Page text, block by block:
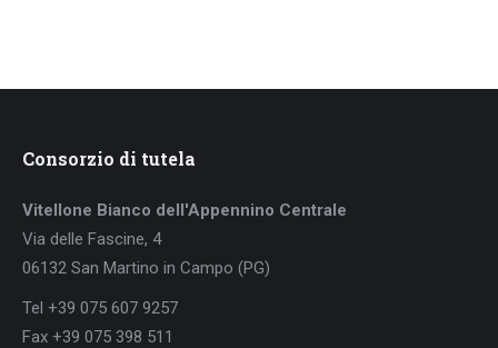
Consorzio di tutela
Vitellone Bianco dell'Appennino Centrale
Via delle Fascine, 4
06132 San Martino in Campo (PG)
Tel +39 075 607 9257
Fax +39 075 398 511